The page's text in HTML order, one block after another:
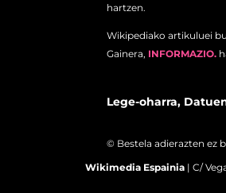
hartzen.
Wikipediako artikuluei
Gainera, INFORMAZIO.
Lege-oharra,
© Bestela adierazten ez
Wikimedia Espainia | C/